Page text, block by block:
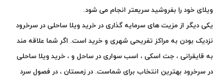
ویلای خود را بفروشید سریعتر انجام می شود.
یکی دیگر از مزیت های سرمایه گذاری در خرید ویلا ساحلی در سرخرود
نزدیک بودن به مراکز تفریحی شهری و خرید است. اگر شما علاقه مند
به قایقرانی ، جت اسکی ، اسب سواری در ساحل و ، خرید ویلا ساحلی
در سرخرود بهترین انتخاب برای شماست. در زمستان ، در فصول سرد